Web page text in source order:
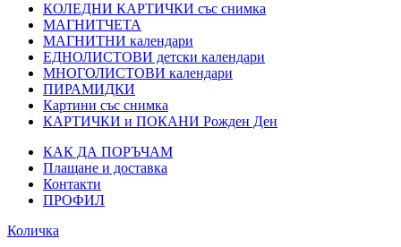
КОЛЕДНИ КАРТИЧКИ със снимка
МАГНИТЧЕТА
МАГНИТНИ календари
ЕДНОЛИСТОВИ детски календари
МНОГОЛИСТОВИ календари
ПИРАМИДКИ
Картини със снимка
КАРТИЧКИ и ПОКАНИ Рожден Ден
КАК ДА ПОРЪЧАМ
Плащане и доставка
Контакти
ПРОФИЛ
Количка